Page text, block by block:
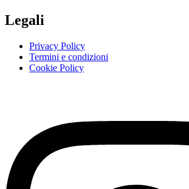
Legali
Privacy Policy
Termini e condizioni
Cookie Policy